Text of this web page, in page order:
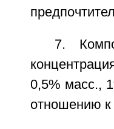
7.
0,5% масс.,
отношению